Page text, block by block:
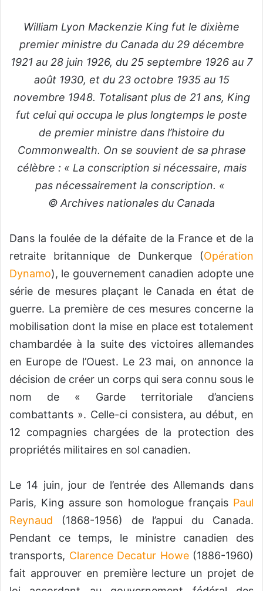
William Lyon Mackenzie King fut le dixième
premier ministre du Canada du 29 décembre
1921 au 28 juin 1926, du 25 septembre 1926 au 7
août 1930, et du 23 octobre 1935 au 15
novembre 1948. Totalisant plus de 21 ans, King
fut celui qui occupa le plus longtemps le poste
de premier ministre dans l’histoire du
Commonwealth. On se souvient de sa phrase
célèbre : « La conscription si nécessaire, mais
pas nécessairement la conscription. «
© Archives nationales du Canada
Dans la foulée de la défaite de la France et de la
retraite britannique de Dunkerque (Opération
Dynamo), le gouvernement canadien adopte une
série de mesures plaçant le Canada en état de
guerre. La première de ces mesures concerne la
mobilisation dont la mise en place est totalement
chambardée à la suite des victoires allemandes
en Europe de l’Ouest. Le 23 mai, on annonce la
décision de créer un corps qui sera connu sous le
nom de « Garde territoriale d’anciens
combattants ». Celle-ci consistera, au début, en
12 compagnies chargées de la protection des
propriétés militaires en sol canadien.
Le 14 juin, jour de l’entrée des Allemands dans
Paris, King assure son homologue français Paul
Reynaud (1868-1956) de l’appui du Canada.
Pendant ce temps, le ministre canadien des
transports, Clarence Decatur Howe(1886-1960)
fait approuver en première lecture un projet de